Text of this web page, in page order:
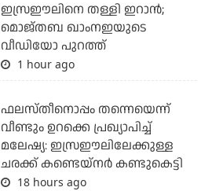
ഇസ്രഈലിനെ തള്ളി ഇറാന്‍;
മൊജ്തബ ഖാംനഇയുടെ
വീഡിയോ പുറത്ത്
1 hour ago
ഫലസ്തീനൊപ്പം തന്നെയെന്ന്
വീണ്ടും ഉറക്കെ പ്രഖ്യാപിച്ച്
മലേഷ്യ: ഇസ്രഈലിലേക്കുള്ള
ചരക്ക് കണ്ടെയ്‌നര്‍ കണ്ടുകെട്ടി
18 hours ago